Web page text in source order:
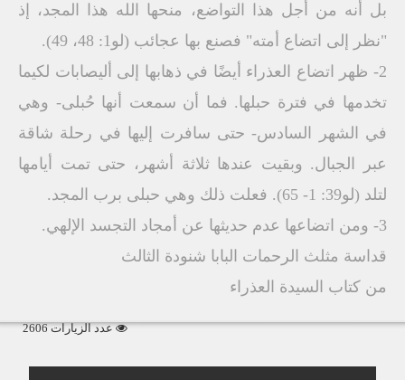
بل أنه من أجل هذا التواضع، منحها الله هذا المجد، إذ
"نظر إلى اتضاع أمته" فصنع بها عجائب (لو1: 48، 49).
2- ظهر اتضاع العذراء أيضًا في ذهابها إلى أليصابات لكيما
تخدمها في فترة حبلها. فما أن سمعت أنها حُبلى- وهي
في الشهر السادس- حتى سافرت إليها في رحلة شاقة
عبر الجبال. وبقيت عندها ثلاثة أشهر، حتى تمت أيامها
لتلد (لو39: 1- 65). فعلت ذلك وهي حبلى برب المجد.
3- ومن اتضاعها عدم حديثها عن أمجاد التجسد الإلهي.
قداسة مثلث الرحمات البابا شنودة الثالث
من كتاب السيدة العذراء
عدد الزيارات 2606